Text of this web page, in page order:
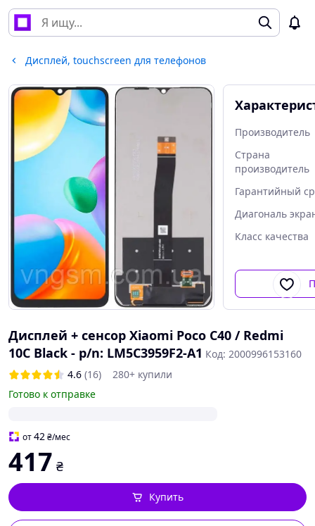
Дисплей, touchscreen для телефонов
Производитель
Страна
производитель
Гарантийный
Диагональ
Класс качества
Дисплей + сенсор Xiaomi Poco C40 / Redmi
10C Black - p/n: LM5C3959F2-A1 Код: 2000996153160
4.6 (16)
280+ купили
Готово к отправке
от42₴/мес
417 ₴
Купить